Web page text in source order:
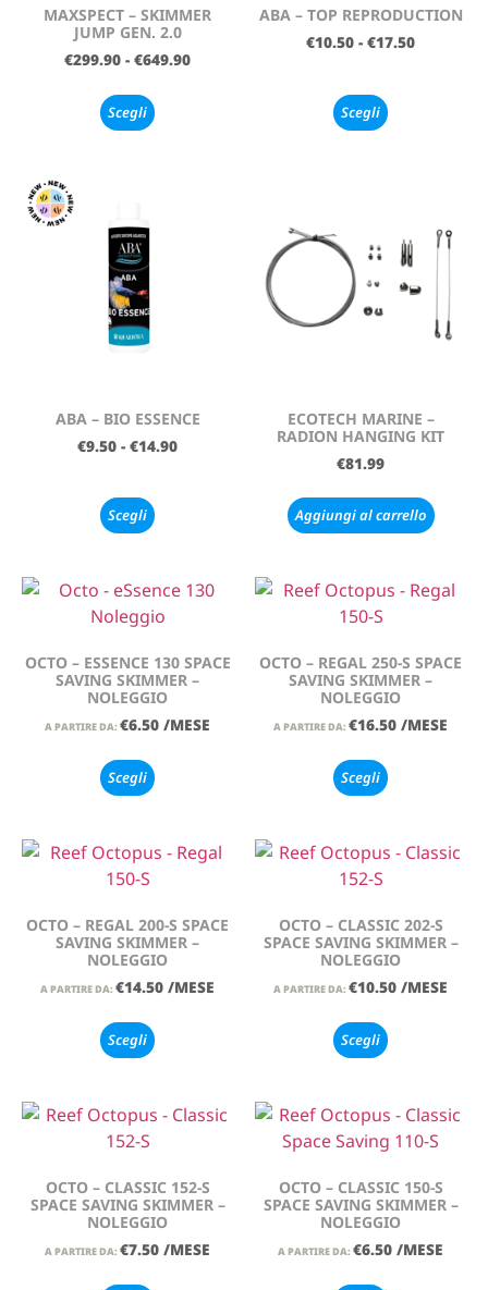
MAXSPECT – SKIMMER
JUMP GEN. 2.0
€299.90 - €649.90
Scegli
ABA – TOP REPRODUCTION
€10.50 - €17.50
Scegli
ABA – BIO ESSENCE
€9.50 - €14.90
Scegli
ECOTECH MARINE –
RADION HANGING KIT
€81.99
Aggiungi al carrello
OCTO – ESSENCE 130 SPACE
SAVING SKIMMER –
NOLEGGIO
A PARTIRE DA: €6.50 /MESE
Scegli
OCTO – REGAL 250-S SPACE
SAVING SKIMMER –
NOLEGGIO
A PARTIRE DA: €16.50 /MESE
Scegli
OCTO – REGAL 200-S SPACE
SAVING SKIMMER –
NOLEGGIO
A PARTIRE DA: €14.50 /MESE
Scegli
OCTO – CLASSIC 202-S
SPACE SAVING SKIMMER –
NOLEGGIO
A PARTIRE DA: €10.50 /MESE
Scegli
OCTO – CLASSIC 152-S
SPACE SAVING SKIMMER –
NOLEGGIO
A PARTIRE DA: €7.50 /MESE
OCTO – CLASSIC 150-S
SPACE SAVING SKIMMER –
NOLEGGIO
A PARTIRE DA: €6.50 /MESE